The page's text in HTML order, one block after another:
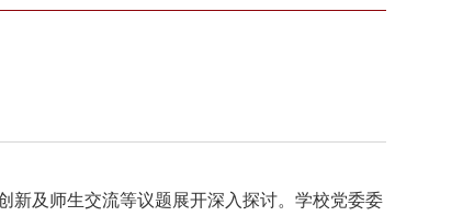
新及师生交流等议题展开深入探讨。学校党委委